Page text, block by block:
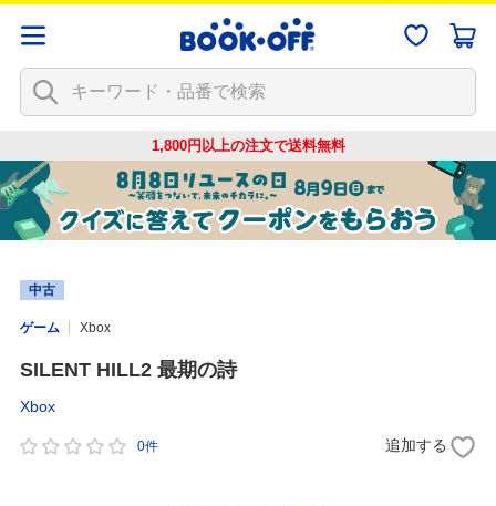
1,800円以上の注文で送料無料
中古
ゲーム Xbox
SILENT HILL2 最期の詩
Xbox
0件 追加する